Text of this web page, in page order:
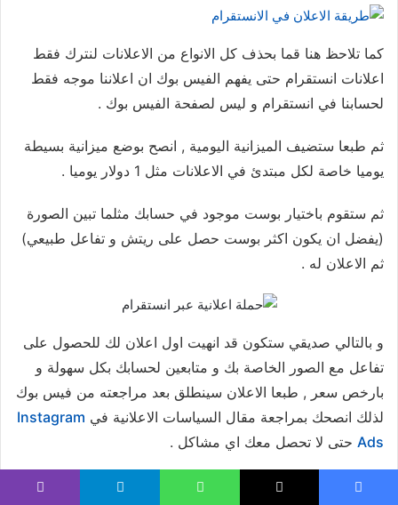
كما تلاحظ هنا قما بحذف كل الانواع من الاعلانات لنترك فقط
اعلانات انستقرام حتى يفهم الفيس بوك ان اعلاننا موجه فقط
لحسابنا في انستقرام و ليس لصفحة الفيس بوك .
ثم طبعا ستضيف الميزانية اليومية , انصح بوضع ميزانية بسيطة
يوميا خاصة لكل مبتدئ في الاعلانات مثل 1 دولار يوميا .
ثم ستقوم باختيار بوست موجود في حسابك مثلما تبين الصورة
(يفضل ان يكون اكثر بوست حصل على ريتش و تفاعل طبيعي)
ثم الاعلان له .
و بالتالي صديقي ستكون قد انهيت اول اعلان لك للحصول على
تفاعل مع الصور الخاصة بك و متابعين لحسابك بكل سهولة و
بارخص سعر , طبعا الاعلان سينطلق بعد مراجعته من فيس بوك
لذلك انصحك بمراجعة مقال السياسات الاعلانية في Instagram
Ads حتى لا تحصل معك اي مشاكل .
كانت تلك كل المراحل بالصور و ان لم يكن الشرح واضح بعد